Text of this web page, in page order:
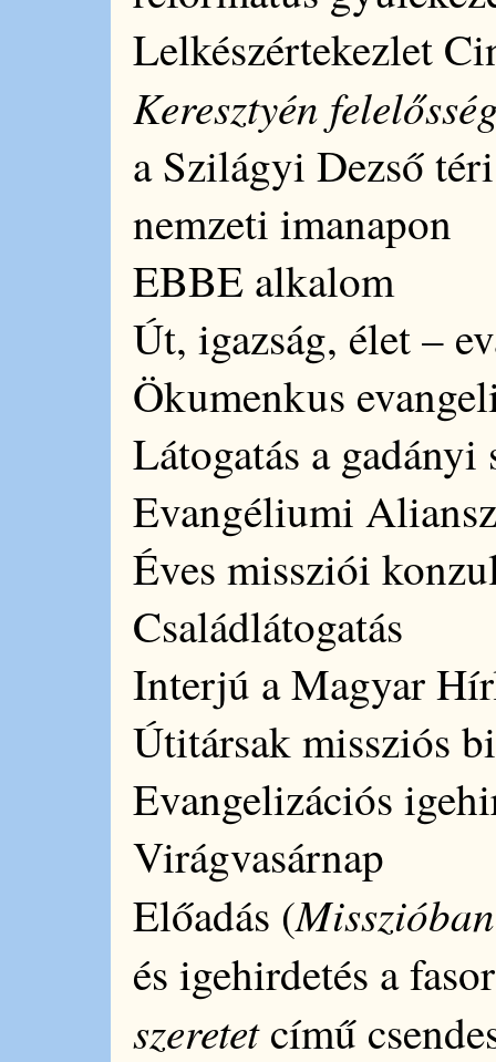
Lelkészértekezlet
Keresztyén
a Szilágyi Dezső
nemzeti imanapon
EBBE alkalom
Út, igazság, élet –
Ökumenkus
Látogatás a
Evangéliumi
Éves missziói
Családlátogatás
Interjú a Magyar
Útitársak missziós
Evangelizációs
Virágvasárnap
Előadás (
és igehirdetés a
szeretetcímű